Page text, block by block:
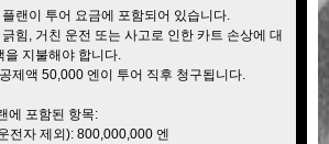
랜이 투어 요금에 포함되어 있습니다.
힘, 거친 운전 또는 사고로 인한 카트 손상에 대
지불해야 합니다.
제액 50,000 엔이 투어 직후 청구됩니다.
에 포함된 항목:
전자 제외): 800,000,000 엔